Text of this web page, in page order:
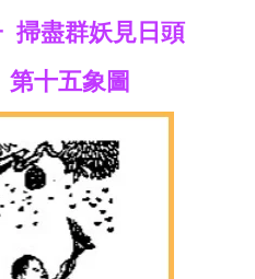
掃盡群妖見日頭
第十五象圖